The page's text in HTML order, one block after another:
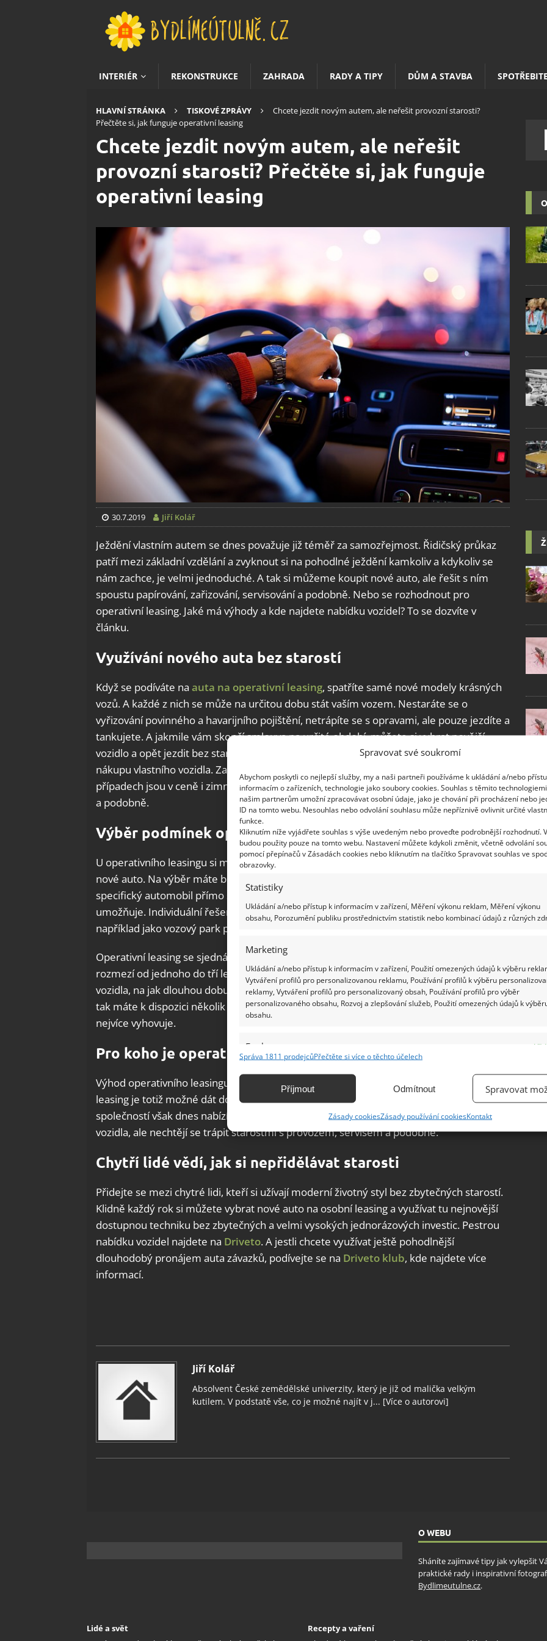
Spravovat své soukromí
Abychom poskytli co nejlepší služby, my a naši partneři používáme k ukládání a/nebo
informacím o zařízeních, technologie jako soubory cookies. Souhlas s těmito
našim partnerům umožní zpracovávat osobní údaje, jako je chování při procházení nebo
ID na tomto webu. Nesouhlas nebo odvolání souhlasu může nepříznivě ovlivnit určité
funkce.
Kliknutím níže vyjádřete souhlas s výše uvedeným nebo proveďte podrobnější rozhodnutí.
budou použity pouze na tomto webu. Nastavení můžete kdykoli změnit, včetně odvolání
pomocí přepínačů v Zásadách cookies nebo kliknutím na tlačítko Spravovat souhlas ve
obrazovky.
Statistiky
Ukládání a/nebo přístup k informacím v zařízení, Měření výkonu reklam, Měření výkonu
obsahu, Porozumění publiku prostřednictvím statistik nebo kombinací údajů z různých
Marketing
Ukládání a/nebo přístup k informacím v zařízení, Použití omezených údajů k výběru
Vytváření profilů pro personalizovanou reklamu, Používání profilů k výběru
reklamy, Vytváření profilů pro personalizovaný obsah, Používání profilů pro výběr
personalizovaného obsahu, Rozvoj a zlepšování služeb, Použití omezených údajů k
obsahu.
Funkce
Identifikace zařízení na základě automaticky přenášených informací.
základě aktivně vyžádaných informací.
Zajištění bezpečnosti, předcházení a zjišťování podvodů a
odstraňování chyb, Poskytování a zobrazování reklamy a obsahu,
Ukládání a sdělování voleb ochrany osobních údajů.
Správa 1811 prodejcůPřečtěte si více o těchto účelech
Příjmout Odmítnout Spravovat
Zásady cookiesZásady používání cookiesKontakt
INTERIÉR REKONSTRUKCE ZAHRADA RADY A TIPY DŮM A STAVBA
HLAVNÍ STRÁNKA TISKOVÉ ZPRÁVY
Chcete jezdit novým autem, ale neřešit provozní starosti?
Přečtěte si, jak funguje operativní leasing
Chcete jezdit novým autem, ale neřešit
provozní starosti? Přečtěte si, jak funguje
operativní leasing
30.7.2019 Jiří Kolář
Ježdění vlastním autem se dnes považuje již téměř za samozřejmost. Řidičský průkaz
patří mezi základní vzdělání a zvyknout si na pohodlné ježdění kamkoliv a kdykoliv se
nám zachce, je velmi jednoduché. A tak si můžeme koupit nové auto, ale řešit s ním
spoustu papírování, zařizování, servisování a podobně. Nebo se rozhodnout pro
operativní leasing. Jaké má výhody a kde najdete nabídku vozidel? To se dozvíte v
článku.
Využívání nového auta bez starostí
Když se podíváte na auta na operativní leasing, spatříte samé nové modely krásných
vozů. A každé z nich se může na určitou dobu stát vaším vozem. Nestaráte se o
vyřizování povinného a havarijního pojištění, netrápíte se s opravami, ale pouze jezdíte a
tankujete. A jakmile vám skončí smlouva na určité období, můžete si vybrat novější
vozidlo a opět jezdit bez starostí. Operativní leasing je velmi jednoduchou alternativou k
nákupu vlastního vozidla. Za danou měsíční částku si jezdíte v novém autě. V některých
případech jsou v ceně i zimní pneumatiky, servis, silniční daň, připojištění předního skla
a podobně.
Výběr podmínek operativního leasingu
U operativního leasingu si můžete vybrat konkrétní variantu. První věcí, jakou si volíte, je
nové auto. Na výběr máte buď z předem dané nabídky vozidel, nebo i můžete domluvit
specifický automobil přímo s poskytovatelem leasingu. Záleží na tom, co jaká firma
umožňuje. Individuální řešení je na místě také při potřebě většího množství vozidel
například jako vozový park pro firmu.
Operativní leasing se sjednává na určitou dobu, která se standardně pohybuje v
rozmezí od jednoho do tří let. Měsíční splátka leasingu se odvíjí od modelu půjčeného
vozidla, na jak dlouhou dobu je sjednaná forma a rozsahu doplňkových služeb. Většinou
tak máte k dispozici několik cenových variant, kdy si sami zvolíte, jaký balíček vám
nejvíce vyhovuje.
Pro koho je operativní leasing vhodný?
Výhod operativního leasingu hojně využívají hlavně firmy a podnikatelé. Částku za
leasing je totiž možné dát do nákladů a snížit tak daňový základ. Většina leasingových
společností však dnes nabízí i verze pro běžné lidi, kteří si chtějí užívat výhod nového
vozidla, ale nechtějí se trápit starostmi s provozem, servisem a podobně.
Chytří lidé vědí, jak si nepřidělávat starosti
Přidejte se mezi chytré lidi, kteří si užívají moderní životný styl bez zbytečných starostí.
Klidně každý rok si můžete vybrat nové auto na osobní leasing a využívat tu nejnovější
dostupnou techniku bez zbytečných a velmi vysokých jednorázových investic. Pestrou
nabídku vozidel najdete na Driveto. A jestli chcete využívat ještě pohodlnější
dlouhodobý pronájem auta závazků, podívejte se na Driveto klub, kde najdete více
informací.
Jiří Kolář
Absolvent České zemědělské univerzity, který je již od malička velkým
kutilem. V podstatě vše, co je možné najít v j... [Více o autorovi]
O WEBU
Sháníte zajímavé tipy jak vylepšit
praktické rady i inspirativní
Bydlimeutulne.cz.
Lidé a svět
Recepty a vaření